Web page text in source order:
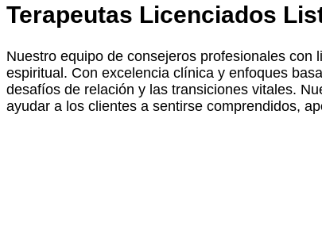
Terapeutas Licenciados
Nuestro equipo de consejeros profesionales
espiritual. Con excelencia clínica y enfoques
desafíos de relación y las transiciones vitales.
ayudar a los clientes a sentirse comprendidos,